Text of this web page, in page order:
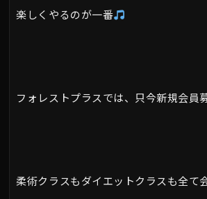
楽しくやるのが一番
フォレストプラスでは、只今新規会員
柔術クラスもダイエットクラスも全て